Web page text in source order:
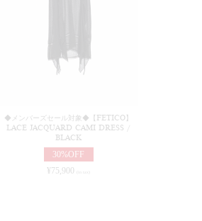
◆メンバーズセール対象◆【FETICO】
LACE JACQUARD CAMI DRESS /
BLACK
30%OFF
¥ 75,900 (in tax)